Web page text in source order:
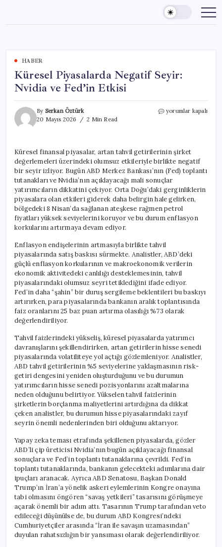
content
HABER
Küresel Piyasalarda Negatif Seyir:
Nvidia ve Fed’in Etkisi
By Serkan Öztürk
20 Mayıs 2026
2 Min Read
Küresel
ve
Fed’in
Etkisi
için
yorumlar kapalı
Küresel finansal piyasalar, artan tahvil getirilerinin şirket
değerlemeleri üzerindeki olumsuz etkileriyle birlikte negatif
bir seyir izliyor. Bugün ABD Merkez Bankası’nın (Fed) toplantı
tutanakları ve Nvidia’nın açıklayacağı mali sonuçlar
yatırımcıların dikkatini çekiyor. Orta Doğu’daki gerginliklerin
piyasalara olan etkileri giderek daha belirgin hale gelirken,
bölgedeki 8 Nisan’da sağlanan ateşkese rağmen petrol
fiyatları yüksek seviyelerini koruyor ve bu durum enflasyon
korkularını artırmaya devam ediyor.
Enflasyon endişelerinin artmasıyla birlikte tahvil
piyasalarında satış baskısı sürmekte. Analistler, ABD’deki
güçlü enflasyon korkularının ve makroekonomik verilerin
ekonomik aktivitedeki canlılığı desteklemesinin, tahvil
piyasalarındaki olumsuz seyri tetiklediğini ifade ediyor.
Fed’in daha “şahin” bir duruş sergileme beklentileri bu baskıyı
artırırken, para piyasalarında bankanın aralık toplantısında
faiz oranlarını 25 baz puan artırma olasılığı %73 olarak
değerlendiriliyor.
Tahvil faizlerindeki yükseliş, küresel piyasalarda yatırımcı
davranışlarını şekillendirirken, artan getirilerin hisse senedi
piyasalarında volatiliteye yol açtığı gözlemleniyor. Analistler,
ABD tahvil getirilerinin %5 seviyelerine yaklaşmasının risk-
getiri dengesini yeniden oluşturduğunu ve bu durumun
yatırımcıların hisse senedi pozisyonlarını azaltmalarına
neden olduğunu belirtiyor. Yükselen tahvil faizlerinin
şirketlerin borçlanma maliyetlerini artırdığına da dikkat
çeken analistler, bu durumun hisse piyasalarındaki zayıf
seyrin önemli nedenlerinden biri olduğunu aktarıyor.
Yapay zeka teması etrafında şekillenen piyasalarda, gözler
ABD’li çip üreticisi Nvidia’nın bugün açıklayacağı finansal
sonuçlara ve Fed’in toplantı tutanaklarına çevrildi. Fed’in
toplantı tutanaklarında, bankanın gelecekteki adımlarına dair
ipuçları aranacak. Ayrıca ABD Senatosu, Başkan Donald
Trump’ın İran’a yönelik askeri eylemlerinin Kongre onayına
tabi olmasını öngören “savaş yetkileri” tasarısını görüşmeye
açarak önemli bir adım attı. Tasarının Trump tarafından veto
edileceği düşünülse de, bu durum ABD Kongresi’ndeki
Cumhuriyetçiler arasında “İran ile savaşın uzamasından”
duyulan rahatsızlığın bir yansıması olarak değerlendiriliyor.